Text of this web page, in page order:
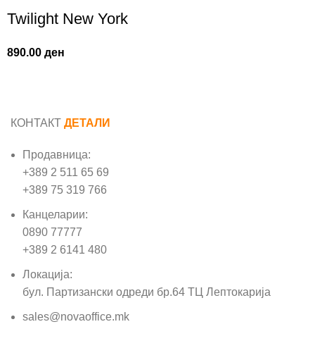
Twilight New York
890.00ден
КОНТАКТ ДЕТАЛИ
Продавница:
+389 2 511 65 69
+389 75 319 766
Канцеларии:
0890 77777
+389 2 6141 480
Локација:
бул. Партизански одреди бр.64 ТЦ Лептокарија
sales@novaoffice.mk